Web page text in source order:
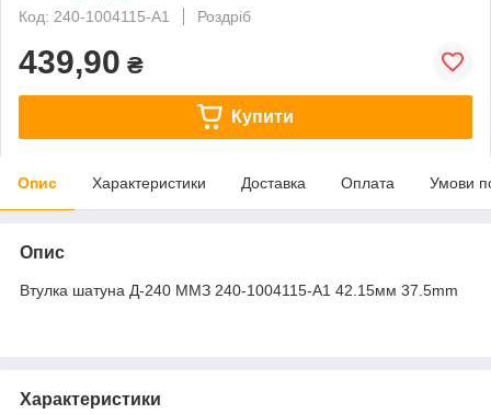
Код: 240-1004115-А1
Роздріб
439,90 ₴
Купити
Опис Характеристики Доставка Оплата Умови
Опис
Втулка шатуна Д-240 ММЗ 240-1004115-А1 42.15мм 37.5mm
Характеристики